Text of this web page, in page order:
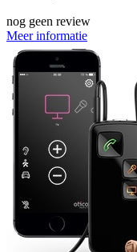
nog geen review
Meer informatie